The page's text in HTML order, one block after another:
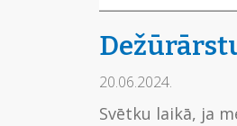
20.06.2024.
Svētku laikā, ja